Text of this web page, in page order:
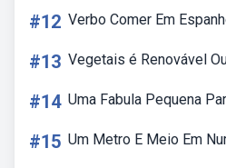
#12 Verbo Comer Em
#13 Vegetais é Renovável
#14 Uma Fabula Pequena
#15 Um Metro E Meio Em